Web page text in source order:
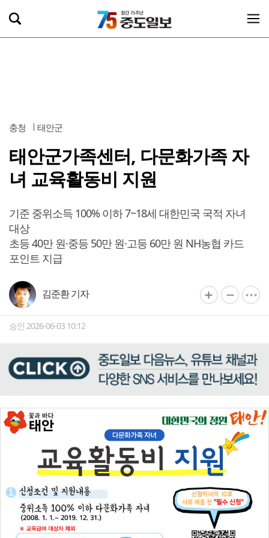
충청 태안군
태안군가족센터, 다문화가족 자
녀 교육활동비 지원
기준 중위소득 100% 이하 7~18세 대한민국 국적 자녀
대상
초등 40만 원·중등 50만 원·고등 60만 원 NH농협 카드
포인트 지급
김준환 기자
승인 2026-06-03 10:12